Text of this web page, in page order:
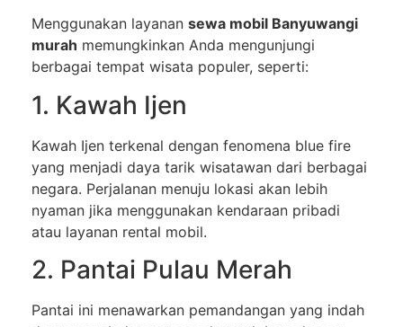
Menggunakan layanan sewa mobil Banyuwangi
murah memungkinkan Anda mengunjungi
berbagai tempat wisata populer, seperti:
1. Kawah Ijen
Kawah Ijen terkenal dengan fenomena blue fire
yang menjadi daya tarik wisatawan dari berbagai
negara. Perjalanan menuju lokasi akan lebih
nyaman jika menggunakan kendaraan pribadi
atau layanan rental mobil.
2. Pantai Pulau Merah
Pantai ini menawarkan pemandangan yang indah